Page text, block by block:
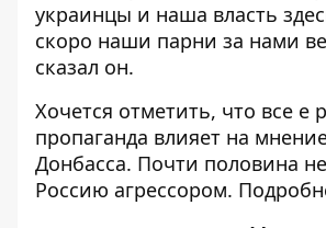
украинцы и наша власть
скоро наши парни за нами
сказал он.
Хочется отметить, что все е
пропаганда влияет на
Донбасса. Почти половина
Россию агрессором.